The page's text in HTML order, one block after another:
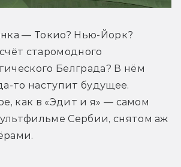
— Токио? Нью-Йорк?
старомодного
Белграда? В нём
то наступит будущее.
как в «Эдит и я» — самом
Сербии, снятом аж